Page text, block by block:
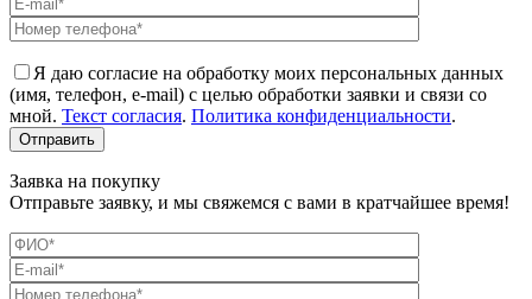
Я даю согласие на обработку моих персональных данных
(имя, телефон, e-mail) с целью обработки заявки и связи со
мной. Текст согласия. Политика конфиденциальности.
Заявка на покупку
Отправьте заявку, и мы свяжемся с вами в кратчайшее время!